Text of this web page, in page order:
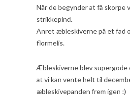
Når de begynder at få skorpe
strikkepind.
Anret æbleskiverne på et fad
flormelis.
Æbleskiverne blev supergode
at vi kan vente helt til
æbleskivepanden frem igen :)